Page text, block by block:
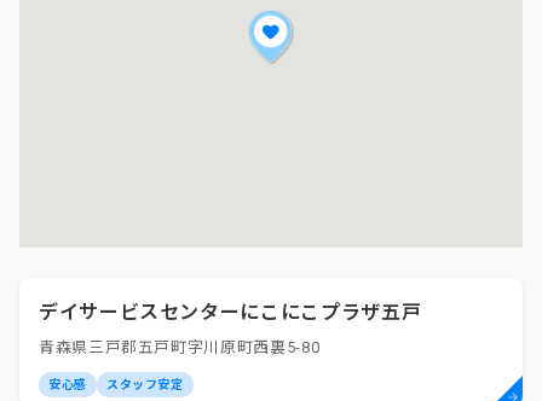
デイサービスセンターにこにこプラザ五戸
青森県三戸郡五戸町字川原町西裏5-80
安心感 スタッフ安定